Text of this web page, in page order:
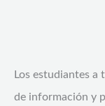
Los estudiantes a
de información y